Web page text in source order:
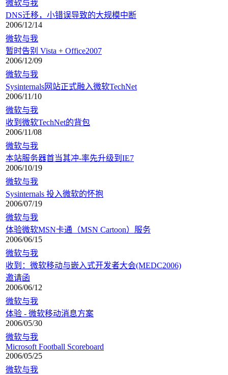
微软与我
DNS迁移，小错误导致的大规模中断
2006/12/14
微软与我
暂时告别 Vista + Office2007
2006/12/09
微软与我
Sysinternals网站正式融入微软TechNet
2006/11/10
微软与我
收到微软TechNet的背包
2006/11/08
微软与我
本站服务器首当其冲-率先升级到IE7
2006/10/19
微软与我
Sysinternals 投入微软的怀抱
2006/07/19
微软与我
体验微软MSN卡通（MSN Cartoon）服务
2006/06/15
微软与我
收到：微软移动与嵌入式开发者大会(MEDC2006)
邀请函
2006/06/12
微软与我
体验 - 微软移动消息方案
2006/05/30
微软与我
Microsoft Football Scoreboard
2006/05/25
微软与我